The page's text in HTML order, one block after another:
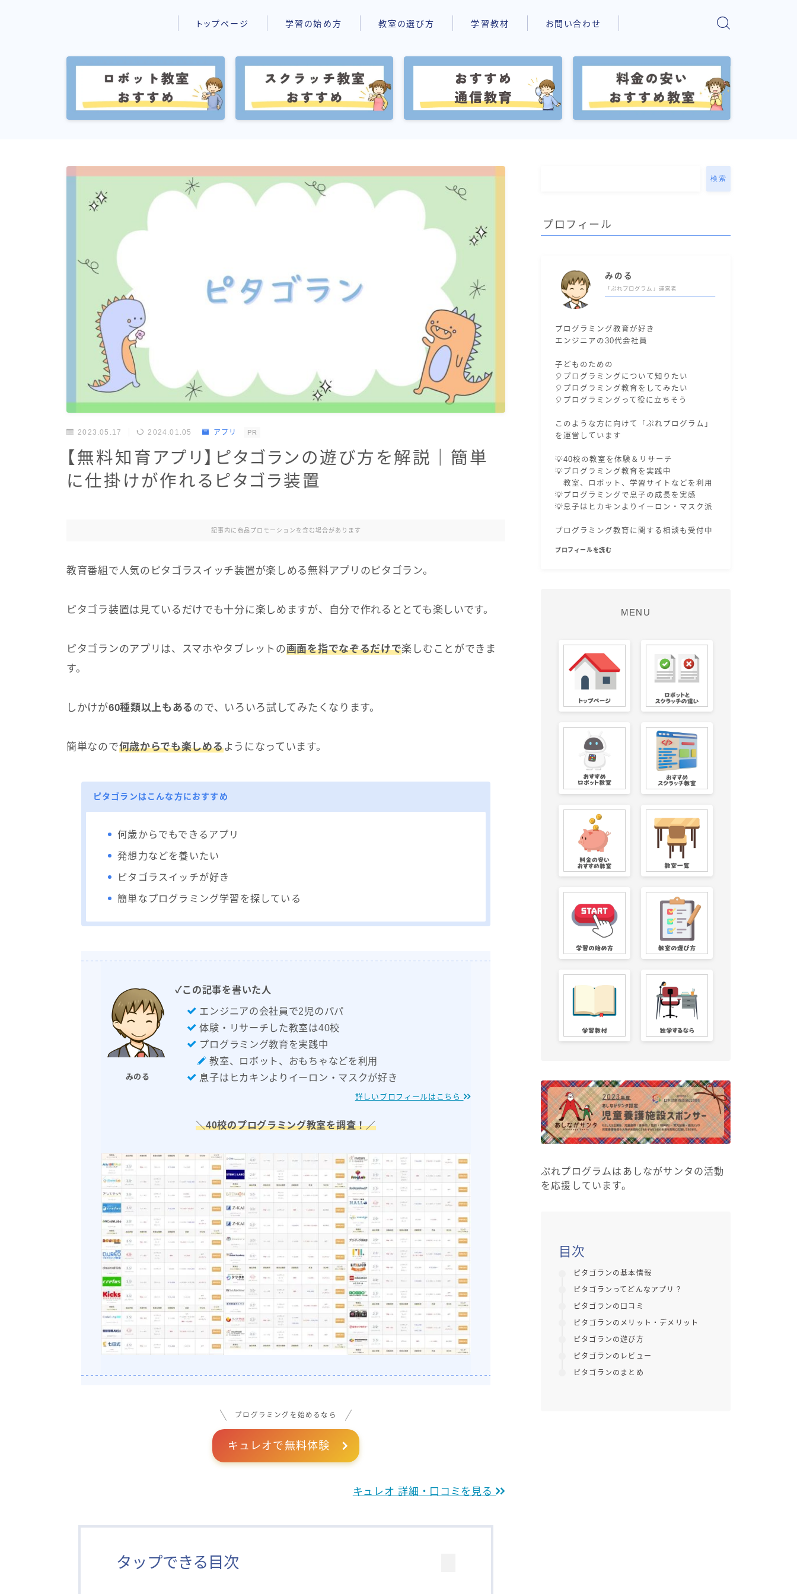
トップページ 学習の始め方 教室の選び方 学習教材 お問い合わせ
2023.05.17 2024.01.05 アプリ PR
【無料知育アプリ】ピタゴランの遊び方を解説｜簡単
に仕掛けが作れるピタゴラ装置
記事内に商品プロモーションを含む場合があります
教育番組で人気のピタゴラスイッチ装置が楽しめる無料アプリのピタゴラン。
ピタゴラ装置は見ているだけでも十分に楽しめますが、自分で作れるととても楽しいです。
ピタゴランのアプリは、スマホやタブレットの画面を指でなぞるだけで楽しむことができま
す。
しかけが60種類以上もある ので、いろいろ試してみたくなります。
簡単なので何歳からでも楽しめるようになっています。
ピタゴランはこんな方におすすめ
何歳からでもできるアプリ
発想力などを養いたい
ピタゴラスイッチが好き
簡単なプログラミング学習を探している
みのる
✓この記事を書いた人
エンジニアの会社員で2児のパパ
体験・リサーチした教室は40校
プログラミング教育を実践中
教室、ロボット、おもちゃなどを利用
息子はヒカキンよりイーロン・マスクが好き
詳しいプロフィールはこちら
＼40校のプログラミング教室を調査！／
プログラミングを始めるなら
キュレオで無料体験
キュレオ 詳細・口コミを見る
タップできる目次
検索
プロフィール
みのる
「ぷれプログラム」運営者
プログラミング教育が好き
エンジニアの30代会社員
子どものための
🎈プログラミングについて知りたい
🎈プログラミング教育をしてみたい
🎈プログラミングって役に立ちそう
このような方に向けて「ぷれプログラム」
を運営しています
💡40校の教室を体験＆リサーチ
💡プログラミング教育を実践中
教室、ロボット、学習サイトなどを利用
💡プログラミングで息子の成長を実感
💡息子はヒカキンよりイーロン・マスク派
プログラミング教育に関する相談も受付中
プロフィールを読む
MENU
ぷれプログラムはあしながサンタの活動
を応援しています。
目次
ピタゴランの基本情報
ピタゴランってどんなアプリ？
ピタゴランの口コミ
ピタゴランのメリット・デメリット
ピタゴランの遊び方
ピタゴランのレビュー
ピタゴランのまとめ